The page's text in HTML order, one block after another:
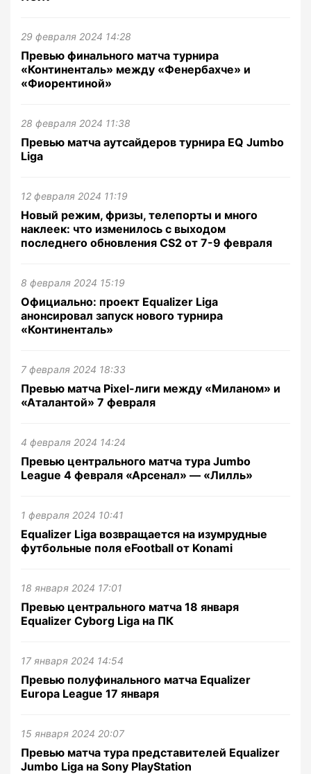
29 февраля 2024 14:28
Превью финального матча турнира
«Континенталь» между «Фенербахче» и
«Фиорентиной»
28 февраля 2024 11:38
Превью матча аутсайдеров турнира EQ Jumbo
Liga
12 февраля 2024 11:19
Новый режим, фризы, телепорты и много
наклеек: что изменилось с выходом
последнего обновления CS2 от 7-9 февраля
8 февраля 2024 15:19
Официально: проект Equalizer Liga
анонсировал запуск нового турнира
«Континенталь»
7 февраля 2024 18:33
Превью матча Pixel-лиги между «Миланом» и
«Аталантой» 7 февраля
4 февраля 2024 14:24
Превью центрального матча тура Jumbo
League 4 февраля «Арсенал» — «Лилль»
1 февраля 2024 10:41
Equalizer Liga возвращается на изумрудные
футбольные поля eFootball от Konami
18 января 2024 17:01
Превью центрального матча 18 января
Equalizer Cyborg Liga на ПК
17 января 2024 14:54
Превью полуфинального матча Equalizer
Europa League 17 января
15 января 2024 20:07
Превью матча тура представителей Equalizer
Jumbo Liga на Sony PlayStation